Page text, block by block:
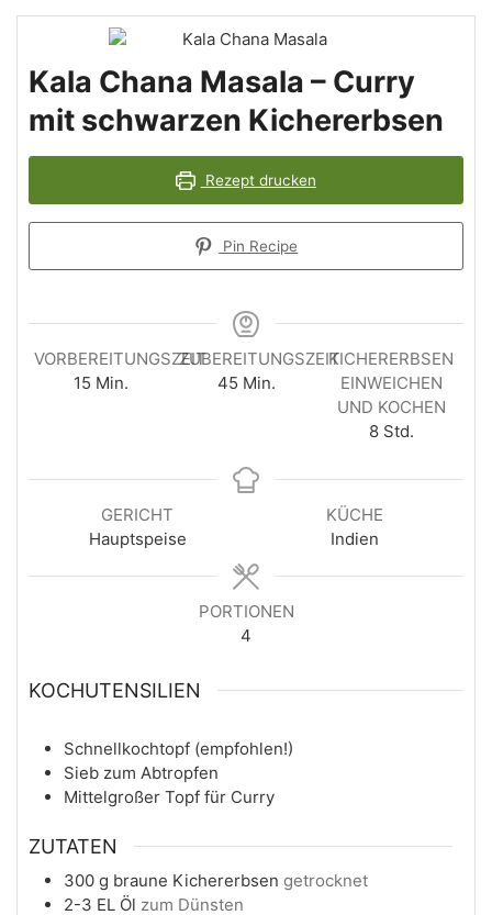
Kala Chana Masala – Curry
mit schwarzen Kichererbsen
Rezept drucken
Pin Recipe
VORBEREITUNGSZEIT
15 Minuten
Min.
ZUBEREITUNGSZEIT
45Minuten
Min.
KICHERERBSEN
EINWEICHEN
UND KOCHEN
8Stunden
Std.
GERICHT
Hauptspeise
KÜCHE
Indien
PORTIONEN
4
KOCHUTENSILIEN
Schnellkochtopf (empfohlen!)
Sieb zum Abtropfen
Mittelgroßer Topf für Curry
ZUTATEN
300 g braune Kichererbsen getrocknet
2-3 EL Öl zum Dünsten